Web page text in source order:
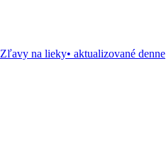
Zľavy na lieky• aktualizované denne